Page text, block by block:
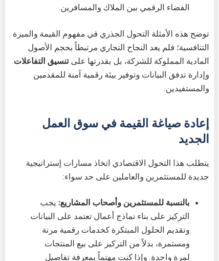
الفضاء الرقمي بين الملاك والمسافرين.
توضح هذه الأمثلة التحول الجذري في مفهوم القيمة والميزة
التنافسية؛ فلم يعد النجاح التجاري مرتبطاً بحجم الأصول
المادية المملوكة للشركة، بل بقدرتها على تنسيق التفاعلات
وإدارة تدفق البيانات وتوفير بيئة رقمية آمنة للمقدمين
والمستفيدين.
إعادة صياغة القيمة في سوق العمل
الجديد
يتطلب هذا التحول الاقتصادي اتخاذ مسارات إستراتيجية
جديدة للمستثمرين والعاملين على حد سواء:
بالنسبة للمستثمرين وأصحاب المشاريع: يجب
التركيز على بناء نماذج أعمال تعتمد على البيانات
وتقديم الحلول المبتكرة كخدمات رقمية مرنة
ومستمرة، بدلاً من التركيز على بيع المنتجات
لمرة واحدة. وإذا كنت مهتماً بمعرفة تفاصيل